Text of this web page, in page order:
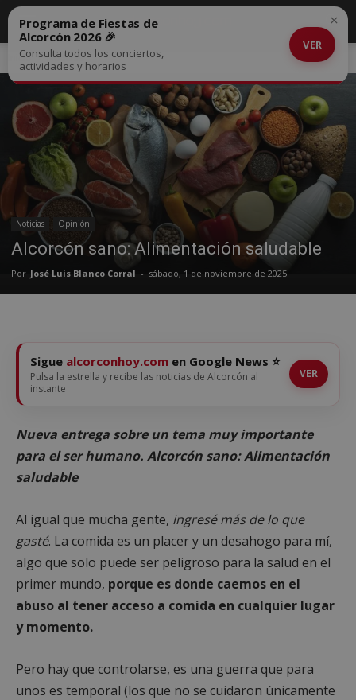
Inicio Noticias
Noticias Opinión
Alcorcón sano: Alimentación saludable
Por José Luis Blanco Corral - sábado, 1 de noviembre de 2025
Programa de Fiestas de
Alcorcón 2026 🎉
Consulta todos los conciertos,
actividades y horarios
VER
×
Sigue alcorconhoy.com en Google News ⭐
Pulsa la estrella y recibe las noticias de Alcorcón al
instante
VER
Nueva entrega sobre un tema muy importante
para el ser humano. Alcorcón sano: Alimentación
saludable
Al igual que mucha gente, ingresé más de lo que
gasté. La comida es un placer y un desahogo para mí,
algo que solo puede ser peligroso para la salud en el
primer mundo, porque es donde caemos en el
abuso al tener acceso a comida en cualquier lugar
y momento.
Pero hay que controlarse, es una guerra que para
unos es temporal (los que no se cuidaron únicamente